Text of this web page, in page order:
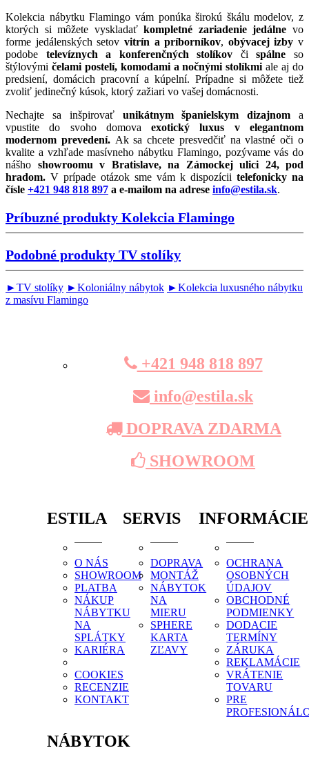
Kolekcia nábytku Flamingo vám ponúka širokú škálu modelov, z
ktorých si môžete vyskladaťkompletné zariadenie jedálne vo
forme jedálenských setov vitrín a príborníkov, obývacej izby v
podobe televíznych a konferenčných stolíkov čispálne so
štýlovými čelami postelí, komodami a nočnými stolíkmi ale aj do
predsiení, domácich pracovní a kúpelní. Prípadne si môžete tiež
zvoliť jedinečný kúsok, ktorý zažiari vo vašej domácnosti.
Nechajte sa inšpirovať unikátnym španielskym dizajnom a
vpustite do svoho domovaexotický luxus v elegantnom
modernom prevedení. Ak sa chcete presvedčiť na vlastné oči o
kvalite a vzhľade masívneho nábytku Flamingo, pozývame vás do
nášho showroomu v Bratislave, na Zámockej ulici 24, pod
hradom. V prípade otázok sme vám k dispozícii telefonicky na
čísle +421 948 818 897 a e-mailom na adrese info@estila.sk.
Príbuzné produkty Kolekcia Flamingo
Podobné produkty TV stolíky
►TV stolíky ►Koloniálny nábytok ►Kolekcia luxusného nábytku
z masívu Flamingo
+421 948 818 897
info@estila.sk
DOPRAVA ZDARMA
SHOWROOM
ESTILA
O NÁS
SHOWROOM
PLATBA
NÁKUP
NÁBYTKU
NA
SPLÁTKY
KARIÉRA
COOKIES
RECENZIE
KONTAKT
SERVIS
DOPRAVA
MONTÁŽ
NÁBYTOK
NA
MIERU
SPHERE
KARTA
ZĽAVY
INFORMÁCIE
OCHRANA
OSOBNÝCH
ÚDAJOV
OBCHODNÉ
PODMIENKY
DODACIE
TERMÍNY
ZÁRUKA
REKLAMÁCIE
VRÁTENIE
TOVARU
PRE
NÁBYTOK